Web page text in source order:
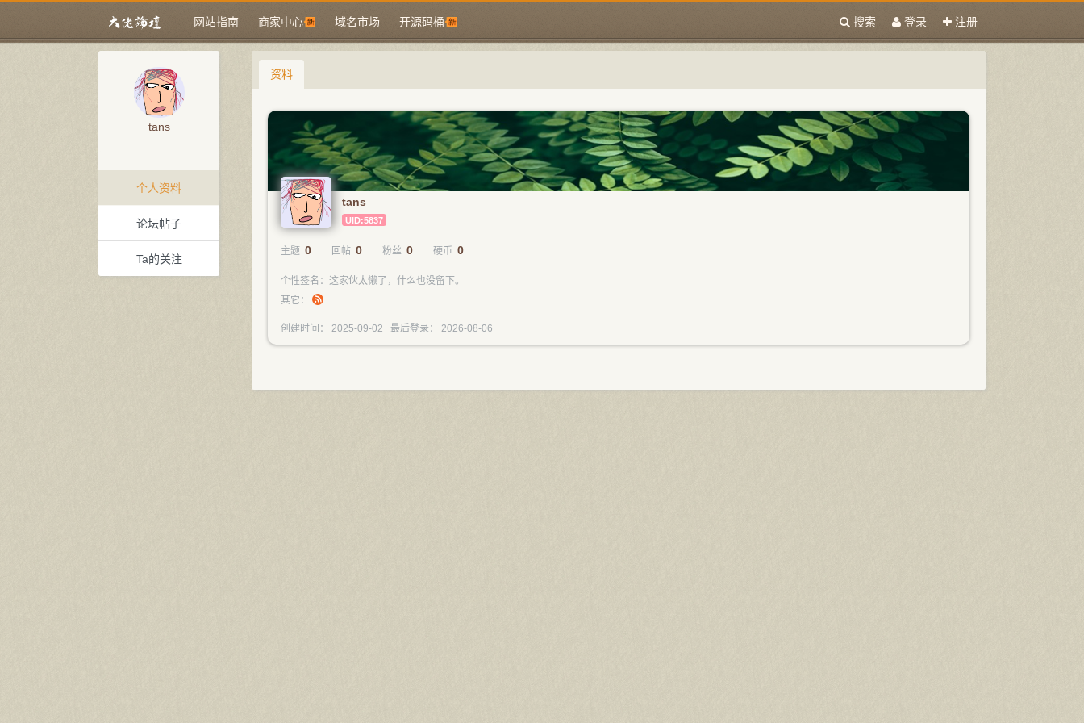
网站指南 商家中心 域名市场 开源码桶 搜索 登录 注册
tans
个人资料
论坛帖子
Ta的关注
资料
tans
UID:5837
主题 0 回帖 0 粉丝 0 硬币 0
个性签名：这家伙太懒了，什么也没留下。
其它：
创建时间： 2025-09-02 最后登录： 2026-08-06